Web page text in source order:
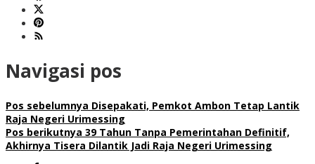
Navigasi pos
Pos sebelumnya Disepakati, Pemkot Ambon Tetap Lantik
Raja Negeri Urimessing
Pos berikutnya 39 Tahun Tanpa Pemerintahan Definitif,
Akhirnya Tisera Dilantik Jadi Raja Negeri Urimessing